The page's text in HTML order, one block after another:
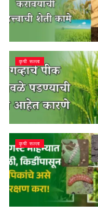
कृषी सल्ला
कृषी सल्ला